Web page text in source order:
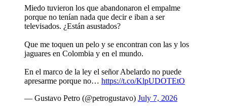
Miedo tuvieron los que abandonaron el empalme
porque no tenían nada que decir e iban a ser
televisados. ¿Están asustados?
Que me toquen un pelo y se encontran con las y los
jaguares en Colombia y en el mundo.
En el marco de la ley el señor Abelardo no puede
apresarme porque no… https://t.co/KlpUDOTEtO
— Gustavo Petro (@petrogustavo) July 7, 2026